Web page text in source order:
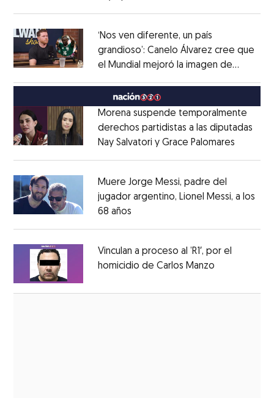
‘Nos ven diferente, un país
grandioso’: Canelo Álvarez cree que
el Mundial mejoró la imagen de
MéxicoOpens in new window
Morena suspende temporalmente
derechos partidistas a las diputadas
Nay Salvatori y Grace Palomares
Muere Jorge Messi, padre del
jugador argentino, Lionel Messi, a los
68 años
Vinculan a proceso al ’R1′, por el
homicidio de Carlos Manzo